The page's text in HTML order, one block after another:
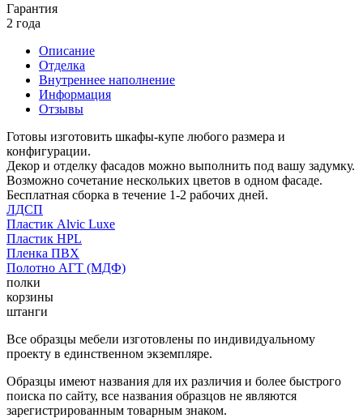
Гарантия
2 года
Описание
Отделка
Внутреннее наполнение
Информация
Отзывы
Готовы изготовить шкафы-купе любого размера и
конфигурации.
Декор и отделку фасадов можно выполнить под вашу задумку.
Возможно сочетание нескольких цветов в одном фасаде.
Бесплатная сборка в течение 1-2 рабочих дней.
ЛДСП
Пластик Alvic Luxe
Пластик HPL
Пленка ПВХ
Полотно АГТ (МДФ)
полки
корзины
штанги
Все образцы мебели изготовлены по индивидуальному
проекту в единственном экземпляре.
Образцы имеют названия для их различия и более быстрого
поиска по сайту, все названия образцов не являются
зарегистрированным товарным знаком.